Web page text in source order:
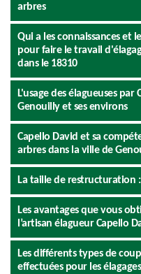
arbres
Qui a les connaissances et
pour faire le travail
dans le 18310
L'usage des élagueuses
Genouilly et ses environs
Capello David et sa
arbres dans la ville de
La taille de restructuration
Les avantages que vous
l’artisan élagueur Capello
Les différents types de
effectuées pour les